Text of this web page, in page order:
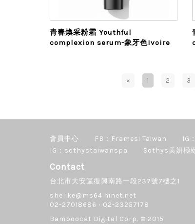
青春煥采粉霜 Youthful
complexion serum-象牙色Ivoire
« 1 2 3
會員中心 FB：Framesi Taiwan IG
IG：sothystaiwanspa
Sothys美妍極
Contact
台北市大安區復興南路一段237號7樓之1
shelike@ms64.hinet.net
02-27018686 ‧ 02-23257178
Bamboocat Digital Corp. © 2015